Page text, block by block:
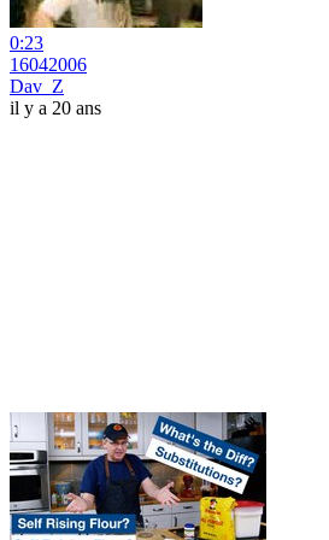
0:23
16042006
Dav_Z
il y a 20 ans